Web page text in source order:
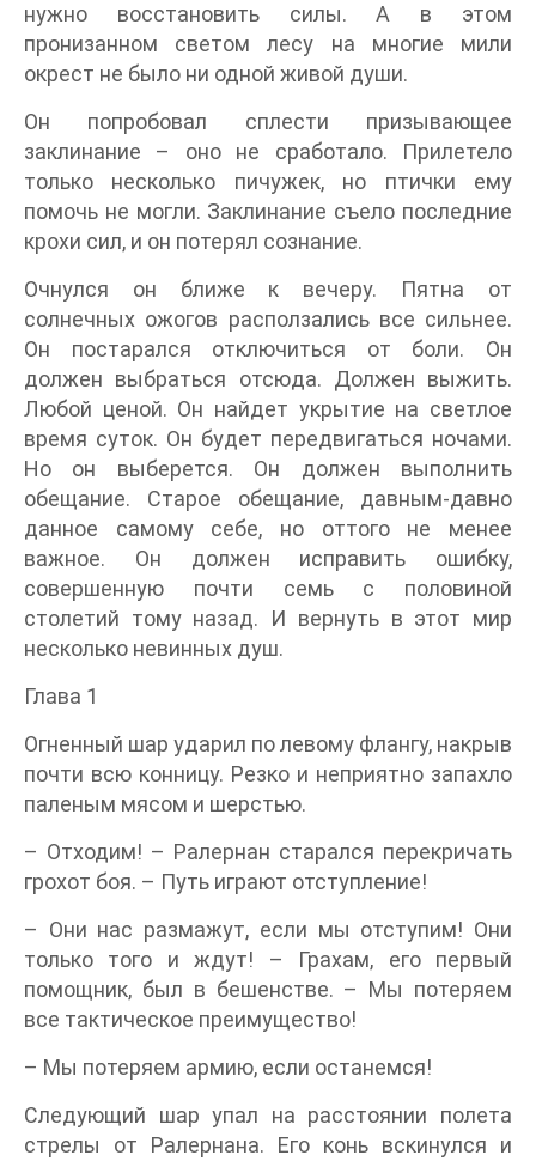
нужно восстановить силы. А в этом
пронизанном светом лесу на многие мили
окрест не было ни одной живой души.
Он попробовал сплести призывающее
заклинание – оно не сработало. Прилетело
только несколько пичужек, но птички ему
помочь не могли. Заклинание съело последние
крохи сил, и он потерял сознание.
Очнулся он ближе к вечеру. Пятна от
солнечных ожогов расползались все сильнее.
Он постарался отключиться от боли. Он
должен выбраться отсюда. Должен выжить.
Любой ценой. Он найдет укрытие на светлое
время суток. Он будет передвигаться ночами.
Но он выберется. Он должен выполнить
обещание. Старое обещание, давным-давно
данное самому себе, но оттого не менее
важное. Он должен исправить ошибку,
совершенную почти семь с половиной
столетий тому назад. И вернуть в этот мир
несколько невинных душ.
Глава 1
Огненный шар ударил по левому флангу, накрыв
почти всю конницу. Резко и неприятно запахло
паленым мясом и шерстью.
– Отходим! – Ралернан старался перекричать
грохот боя. – Путь играют отступление!
– Они нас размажут, если мы отступим! Они
только того и ждут! – Грахам, его первый
помощник, был в бешенстве. – Мы потеряем
все тактическое преимущество!
– Мы потеряем армию, если останемся!
Следующий шар упал на расстоянии полета
стрелы от Ралернана. Его конь вскинулся и